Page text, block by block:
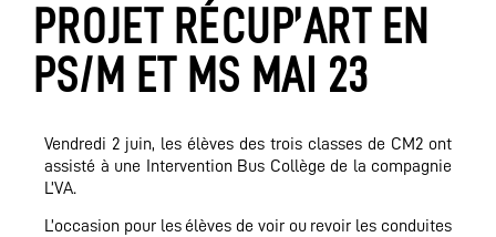
PROJET RÉCUP’ART EN
PS/M ET MS MAI 23
Vendredi 2 juin, les élèves des trois classes de CM2 ont
assisté à une Intervention Bus Collège de la compagnie
L’VA.
L’occasion pour les élèves de voir ou revoir les conduites